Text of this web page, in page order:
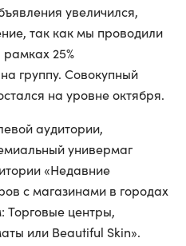
увеличился,
так как мы проводили
25%
группу. Совокупный
на уровне октября.
аудитории,
универмаг
«Недавние
с магазинами в городах
Торговые центры,
или Beautiful Skin».